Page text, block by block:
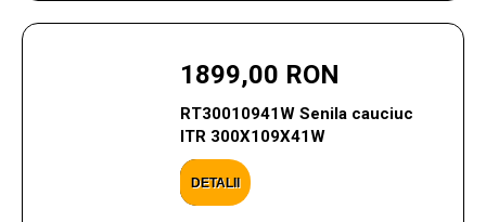
1899,00 RON
RT30010941W Senila cauciuc
ITR 300X109X41W
DETALII